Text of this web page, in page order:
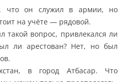
что он служил в армии, но
на учёте — рядовой.
такой вопрос, привлекался ли
ли арестован? Нет, но был
в город Атбасар. Что